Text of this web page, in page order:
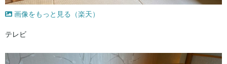
画像をもっと見る（楽天）
テレビ